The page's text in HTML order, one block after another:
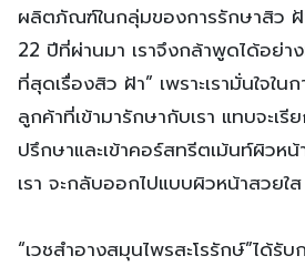
ผลิตภัณฑ์ในกลุ่มของการรักษาสิว
22 ปีที่ผ่านมา เราจึงกล้าพูดได้อย่าง
ที่สุดเรื่องสิว ฝ้า” เพราะเรามั่นใจใ
ลูกค้าที่เข้ามารักษากับเรา แทบจะเ
ปรึกษาและเข้าคอร์สทรีตเม้นท์ผิวห
เรา จะกลับออกไปแบบผิวหน้าสวยใ
“เวชสำอางสมุนไพรสะโรรักษ์”ได้รั